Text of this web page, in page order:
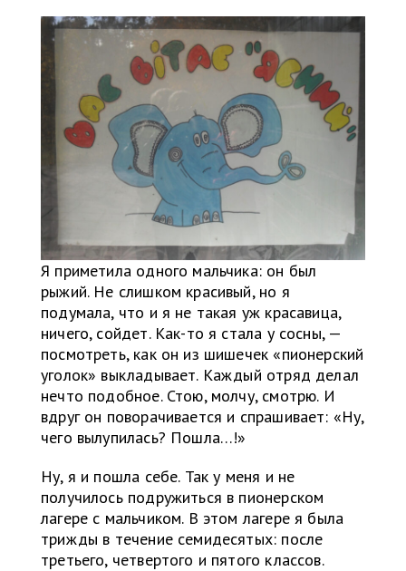
Я приметила одного мальчика: он был
рыжий. Не слишком красивый, но я
подумала, что и я не такая уж красавица,
ничего, сойдет. Как-то я стала у сосны, —
посмотреть, как он из шишечек «пионерский
уголок» выкладывает. Каждый отряд делал
нечто подобное. Стою, молчу, смотрю. И
вдруг он поворачивается и спрашивает: «Ну,
чего вылупилась? Пошла…!»
Ну, я и пошла себе. Так у меня и не
получилось подружиться в пионерском
лагере с мальчиком. В этом лагере я была
трижды в течение семидесятых: после
третьего, четвертого и пятого классов.